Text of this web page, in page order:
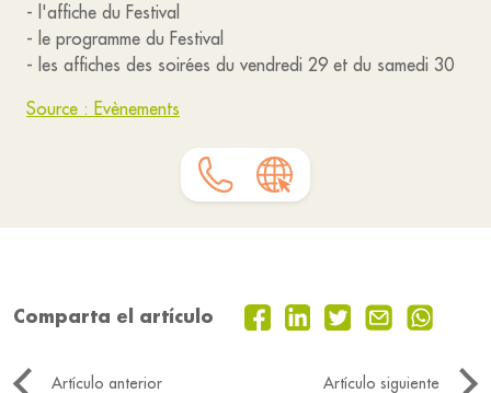
- l'affiche du Festival
- le programme du Festival
- les affiches des soirées du vendredi 29 et du samedi 30
Source : Evènements
Comparta el artículo
Artículo anterior Artículo siguiente